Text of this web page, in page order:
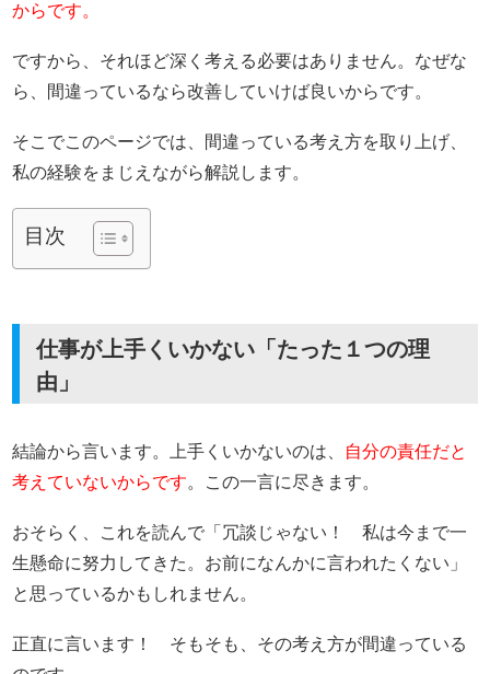
からです。
ですから、それほど深く考える必要はありません。なぜな
ら、間違っているなら改善していけば良いからです。
そこでこのページでは、間違っている考え方を取り上げ、
私の経験をまじえながら解説します。
目次
仕事が上手くいかない「たった１つの理
由」
結論から言います。上手くいかないのは、
自分の責任だと
考えていないからです。この一言に尽きます。
おそらく、これを読んで「冗談じゃない！ 私は今まで一
生懸命に努力してきた。お前になんかに言われたくない」
と思っているかもしれません。
正直に言います！ そもそも、その考え方が間違っている